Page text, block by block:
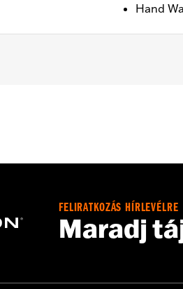
Hand
FELIRATKOZÁS HÍRLEVÉLRE
Maradj